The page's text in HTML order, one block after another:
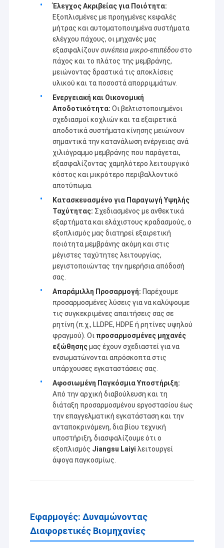
Μηχανή επιστρώματος εξώθησης
μηχάνημα επίστρωσης του χαρτιού
Πλαισιωμένη διπλάσιο μηχανή τοποθέτησης σε στρώματα
Μέρη μηχανών ελασματοποίησης
Φγμένη λειωμένο μέταλλο μηχανή υφάσματος
Έλεγχος Ακριβείας για Ποιότητα:
Εξοπλισμένες με προηγμένες κεφαλές
μήτρας και αυτοματοποιημένα συστήματα
ελέγχου πάχους, οι μηχανές μας
εξασφαλίζουνσυνέπεια μικρο-επιπέδουστο
πάχος και το πλάτος της μεμβράνης,
μειώνοντας δραστικά τις αποκλίσεις
υλικού και τα ποσοστά απορριμμάτων.
Ενεργειακή και Οικονομική
Αποδοτικότητα: Οι βελτιστοποιημένοι
σχεδιασμοί κοχλιών και τα εξαιρετικά
αποδοτικά συστήματα κίνησης μειώνουν
σημαντικά την κατανάλωση ενέργειας ανά
χιλιόγραμμο μεμβράνης που παράγεται,
εξασφαλίζοντας χαμηλότερο λειτουργικό
κόστος και μικρότερο περιβαλλοντικό
αποτύπωμα.
Κατασκευασμένο για Παραγωγή Υψηλής
Ταχύτητας: Σχεδιασμένος με ανθεκτικά
εξαρτήματα και ελάχιστους κραδασμούς, ο
εξοπλισμός μας διατηρεί εξαιρετική
ποιότητα μεμβράνης ακόμη και στις
μέγιστες ταχύτητες λειτουργίας,
μεγιστοποιώντας την ημερήσια απόδοσή
σας.
Απαράμιλλη Προσαρμογή: Παρέχουμε
προσαρμοσμένες λύσεις για να καλύψουμε
τις συγκεκριμένες απαιτήσεις σας σε
ρητίνη (π.χ., LLDPE, HDPE ή ρητίνες υψηλού
φραγμού). Οι προσαρμοσμένες μηχανές
εξώθησηςμας έχουν σχεδιαστεί για να
ενσωματώνονται απρόσκοπτα στις
υπάρχουσες εγκαταστάσεις σας.
Αφοσιωμένη Παγκόσμια Υποστήριξη:
Από την αρχική διαβούλευση και τη
διάταξη προσαρμοσμένου εργοστασίου έως
την επαγγελματική εγκατάσταση και την
ανταποκρινόμενη, δια βίου τεχνική
υποστήριξη, διασφαλίζουμε ότι ο
εξοπλισμός Jiangsu Laiyi λειτουργεί
άψογα παγκοσμίως.
Εφαρμογές: Δυναμώνοντας
Διαφορετικές Βιομηχανίες
στρώσης με ακονισμό, μαζί με περισσότερους εταίρους,
θα δημιουργήσουμε ένα καλύτερο μέλλον μέσω πιο
έξυπνων, πιο αποδοτικών και πιο αξιόπιστων λύσεων.